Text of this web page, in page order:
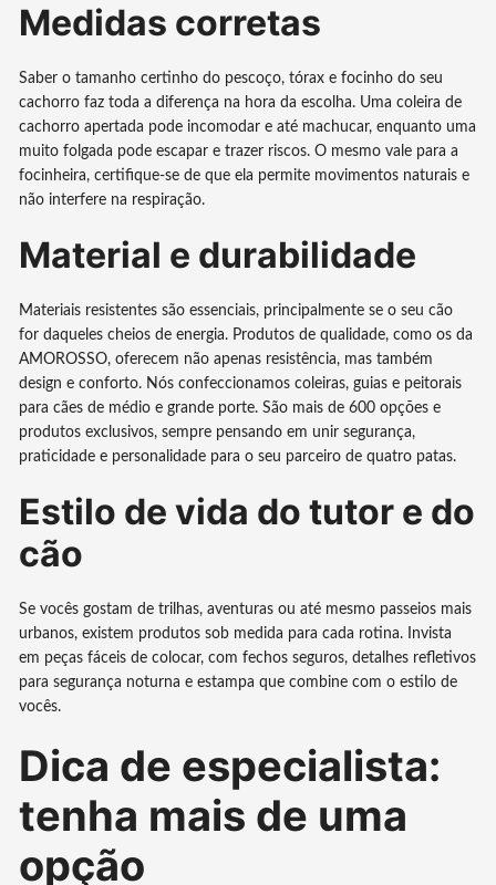
Medidas corretas
Saber o tamanho certinho do pescoço, tórax e focinho do seu
cachorro faz toda a diferença na hora da escolha. Uma coleira de
cachorro apertada pode incomodar e até machucar, enquanto uma
muito folgada pode escapar e trazer riscos. O mesmo vale para a
focinheira, certifique-se de que ela permite movimentos naturais e
não interfere na respiração.
Material e durabilidade
Materiais resistentes são essenciais, principalmente se o seu cão
for daqueles cheios de energia. Produtos de qualidade, como os da
AMOROSSO, oferecem não apenas resistência, mas também
design e conforto. Nós confeccionamos coleiras, guias e peitorais
para cães de médio e grande porte. São mais de 600 opções e
produtos exclusivos, sempre pensando em unir segurança,
praticidade e personalidade para o seu parceiro de quatro patas.
Estilo de vida do tutor e do
cão
Se vocês gostam de trilhas, aventuras ou até mesmo passeios mais
urbanos, existem produtos sob medida para cada rotina. Invista
em peças fáceis de colocar, com fechos seguros, detalhes refletivos
para segurança noturna e estampa que combine com o estilo de
vocês.
Dica de especialista:
tenha mais de uma
opção